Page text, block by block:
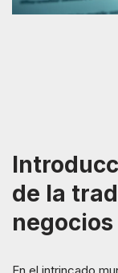
de la
En el intrincado